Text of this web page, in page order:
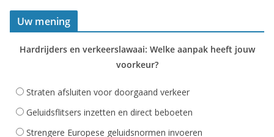
Uw mening
Hardrijders en verkeerslawaai: Welke aanpak heeft jouw
voorkeur?
Straten afsluiten voor doorgaand verkeer
Geluidsflitsers inzetten en direct beboeten
Strengere Europese geluidsnormen invoeren